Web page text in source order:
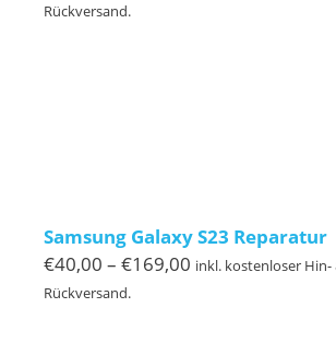
Rückversand.
Samsung Galaxy S23 Reparatur
€40,00 – €169,00 Preisspanne:
inkl. kostenloser Hin-
Rückversand.